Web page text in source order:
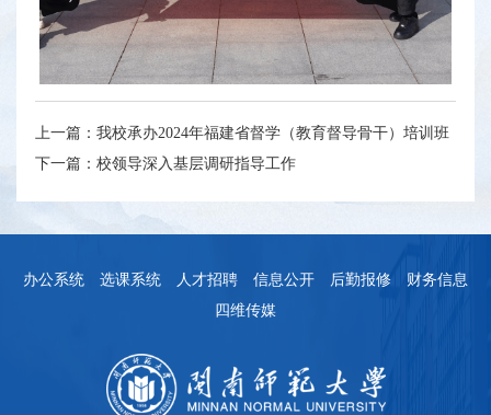
上一篇： 我校承办2024年福建省督学（教育督导骨干）培训班
下一篇： 校领导深入基层调研指导工作
办公系统 选课系统 人才招聘 信息公开 后勤报修
财务信息
四维传媒